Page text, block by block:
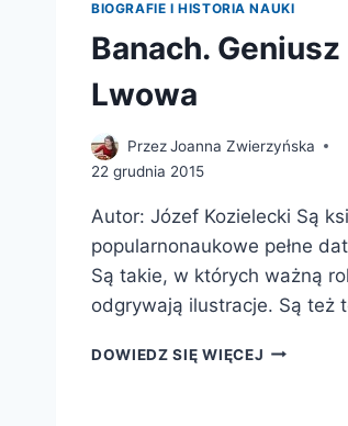
BIOGRAFIE I HISTORIA NAUKI
Banach. Geniusz
Lwowa
PrzezJoanna Zwierzyńska
22 grudnia 2015
Autor: Józef Kozielecki Są
popularnonaukowe pełne
Są takie, w których ważną
odgrywają ilustracje. Są też
DOWIEDZ SIĘ WIĘCEJ BANACH.